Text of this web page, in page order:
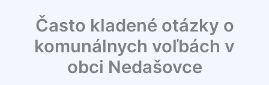
Často kladené otázky o
komunálnych voľbách v
obci Nedašovce